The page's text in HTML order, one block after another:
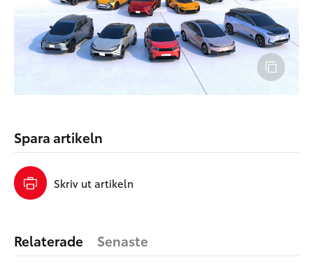
Spara artikeln
Skriv ut artikeln
Relaterade
Senaste